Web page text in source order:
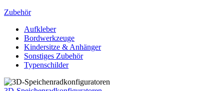
Zubehör
Aufkleber
Bordwerkzeuge
Kindersitze & Anhänger
Sonstiges Zubehör
Typenschilder